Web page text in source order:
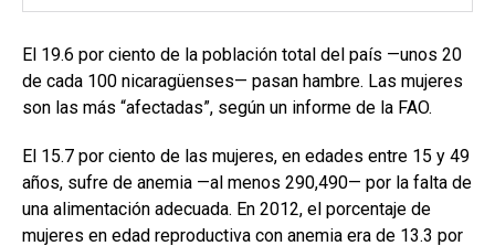
El 19.6 por ciento de la población total del país —unos 20
de cada 100 nicaragüenses— pasan hambre. Las mujeres
son las más “afectadas”, según un informe de la FAO.
El 15.7 por ciento de las mujeres, en edades entre 15 y 49
años, sufre de anemia —al menos 290,490— por la falta de
una alimentación adecuada. En 2012, el porcentaje de
mujeres en edad reproductiva con anemia era de 13.3 por